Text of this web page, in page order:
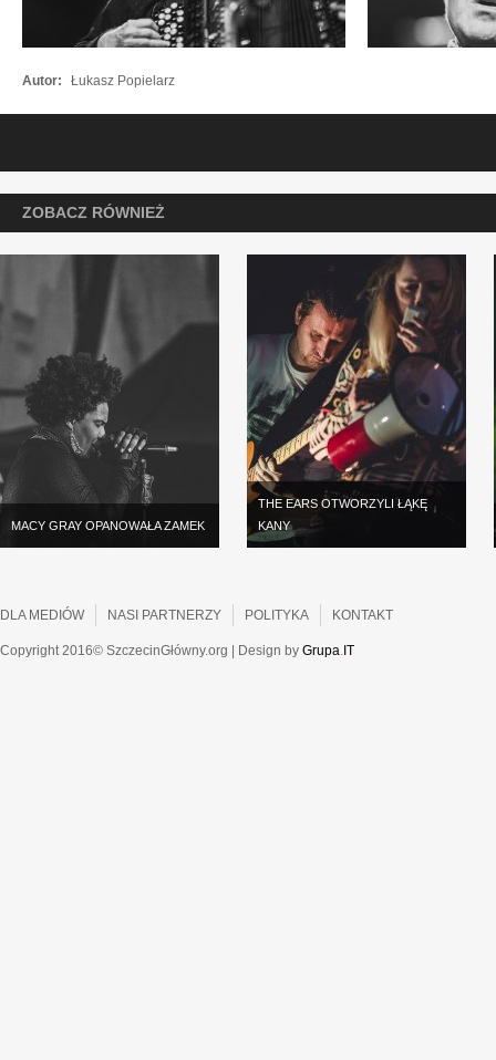
Autor: Łukasz Popielarz
ZOBACZ RÓWNIEŻ
MACY GRAY OPANOWAŁA ZAMEK
THE EARS OTWORZYLI ŁĄKĘ
KANY
DLA MEDIÓW NASI PARTNERZY POLITYKA KONTAKT
Copyright 2016© SzczecinGłówny.org | Design by Grupa. IT